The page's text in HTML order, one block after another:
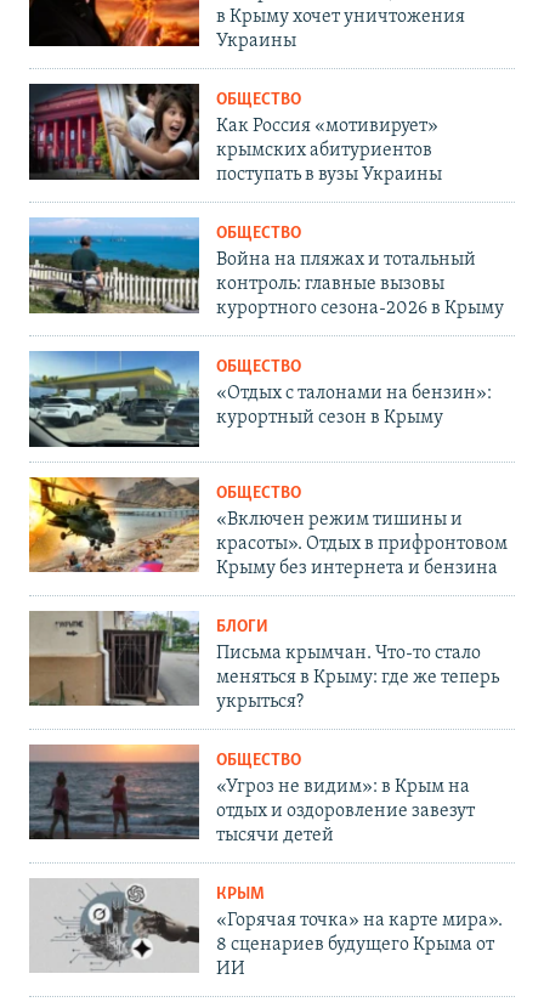
в Крыму хочет уничтожения
Украины
ОБЩЕСТВО
Как Россия «мотивирует»
крымских абитуриентов
поступать в вузы Украины
ОБЩЕСТВО
Война на пляжах и тотальный
контроль: главные вызовы
курортного сезона-2026 в Крыму
ОБЩЕСТВО
«Отдых с талонами на бензин»:
курортный сезон в Крыму
ОБЩЕСТВО
«Включен режим тишины и
красоты». Отдых в прифронтовом
Крыму без интернета и бензина
БЛОГИ
Письма крымчан. Что-то стало
меняться в Крыму: где же теперь
укрыться?
ОБЩЕСТВО
«Угроз не видим»: в Крым на
отдых и оздоровление завезут
тысячи детей
КРЫМ
«Горячая точка» на карте мира».
8 сценариев будущего Крыма от
ИИ